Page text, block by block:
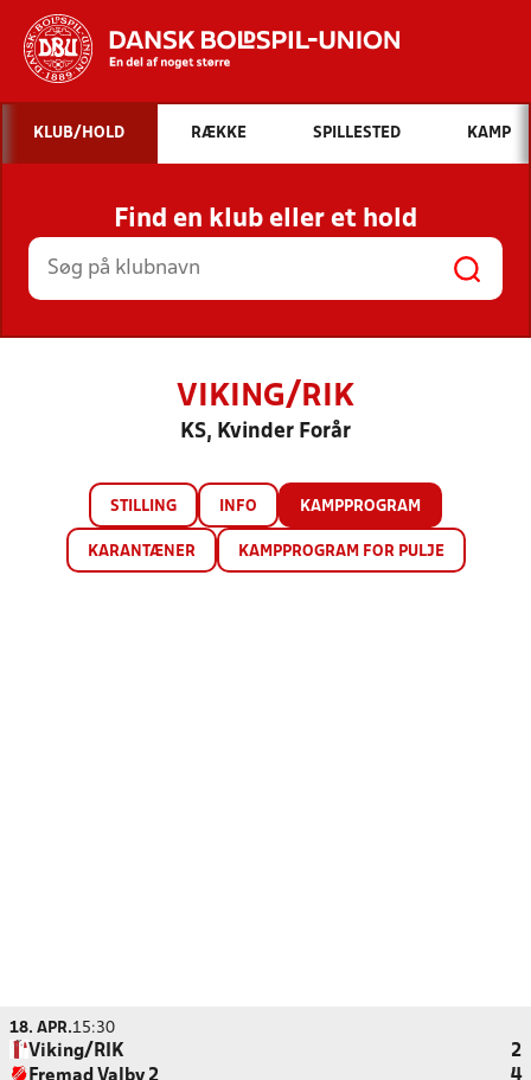
Hvad vil du søge efter?
INDHOLD OG NYHEDER
STILLINGER, RESULTATER, KLUBBER OG
HOLD
KLUB/HOLD RÆKKE SPILLESTED KAMP
Find en klub eller et hold
VIKING/RIK
KS, Kvinder Forår
STILLING INFO KAMPPROGRAM
KARANTÆNER KAMPPROGRAM FOR PULJE
18. APR.15:30
Viking/RIK
2
Fremad Valby 2
4